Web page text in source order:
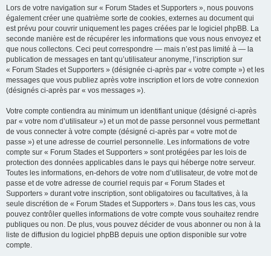
Lors de votre navigation sur « Forum Stades et Supporters », nous pouvons
également créer une quatrième sorte de cookies, externes au document qui
est prévu pour couvrir uniquement les pages créées par le logiciel phpBB. La
seconde manière est de récupérer les informations que vous nous envoyez et
que nous collectons. Ceci peut correspondre — mais n’est pas limité à — la
publication de messages en tant qu’utilisateur anonyme, l’inscription sur
« Forum Stades et Supporters » (désignée ci-après par « votre compte ») et les
messages que vous publiez après votre inscription et lors de votre connexion
(désignés ci-après par « vos messages »).
Votre compte contiendra au minimum un identifiant unique (désigné ci-après
par « votre nom d’utilisateur ») et un mot de passe personnel vous permettant
de vous connecter à votre compte (désigné ci-après par « votre mot de
passe ») et une adresse de courriel personnelle. Les informations de votre
compte sur « Forum Stades et Supporters » sont protégées par les lois de
protection des données applicables dans le pays qui héberge notre serveur.
Toutes les informations, en-dehors de votre nom d’utilisateur, de votre mot de
passe et de votre adresse de courriel requis par « Forum Stades et
Supporters » durant votre inscription, sont obligatoires ou facultatives, à la
seule discrétion de « Forum Stades et Supporters ». Dans tous les cas, vous
pouvez contrôler quelles informations de votre compte vous souhaitez rendre
publiques ou non. De plus, vous pouvez décider de vous abonner ou non à la
liste de diffusion du logiciel phpBB depuis une option disponible sur votre
compte.